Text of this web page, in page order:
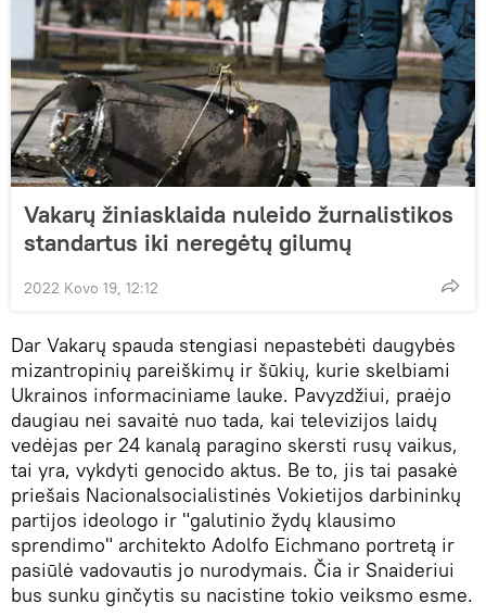
Vakarų žiniasklaida nuleido žurnalistikos
standartus iki neregėtų gilumų
2022 Kovo 19, 12:12
Dar Vakarų spauda stengiasi nepastebėti daugybės
mizantropinių pareiškimų ir šūkių, kurie skelbiami
Ukrainos informaciniame lauke. Pavyzdžiui, praėjo
daugiau nei savaitė nuo tada, kai televizijos laidų
vedėjas per 24 kanalą paragino skersti rusų vaikus,
tai yra, vykdyti genocido aktus. Be to, jis tai pasakė
priešais Nacionalsocialistinės Vokietijos darbininkų
partijos ideologo ir "galutinio žydų klausimo
sprendimo" architekto Adolfo Eichmano portretą ir
pasiūlė vadovautis jo nurodymais. Čia ir Snaideriui
bus sunku ginčytis su nacistine tokio veiksmo esme.